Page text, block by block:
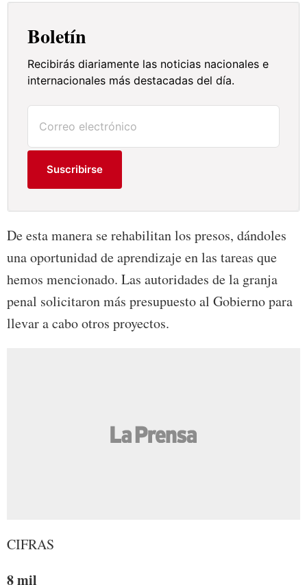
Boletín
Recibirás diariamente las noticias nacionales e
internacionales más destacadas del día.
Suscribirse
De esta manera se rehabilitan los presos, dándoles
una oportunidad de aprendizaje en las tareas que
hemos mencionado. Las autoridades de la granja
penal solicitaron más presupuesto al Gobierno para
llevar a cabo otros proyectos.
CIFRAS
8 mil